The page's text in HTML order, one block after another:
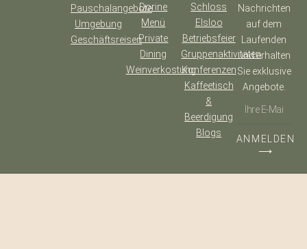
Pauschalangebote
Umgebung
Geschäftsreisen
Dorine
Menü
Private
Dining
Weinverkostung
Schloss
Elsloo
Betriebsfeier
Gruppenaktivitäten
Konferenzen
Kaffeetisch
&
Beerdigung
Blogs
Nachrichten
auf dem
Laufenden
und erhalten
Sie exklusive
Angebote.
ANMELDEN
⟶